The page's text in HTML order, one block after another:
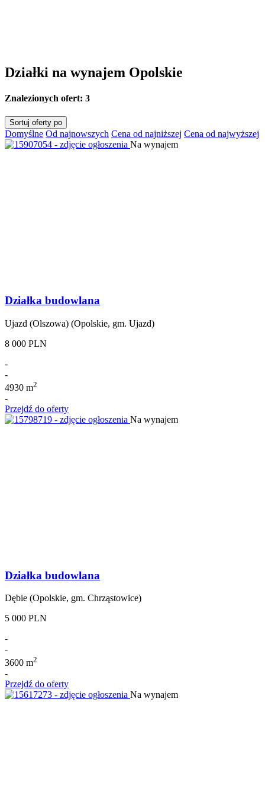
Działki na wynajem Opolskie
Znalezionych ofert: 3
Sortuj oferty po
Domyślne Od najnowszych Cena od najniższej Cena od najwyższej
Na wynajem
Działka budowlana
Ujazd (Olszowa) (Opolskie, gm. Ujazd)
8 000 PLN
-
-
4930 m2
-
Przejdź do oferty
Na wynajem
Działka budowlana
Dębie (Opolskie, gm. Chrząstowice)
5 000 PLN
-
-
3600 m2
-
Przejdź do oferty
Na wynajem